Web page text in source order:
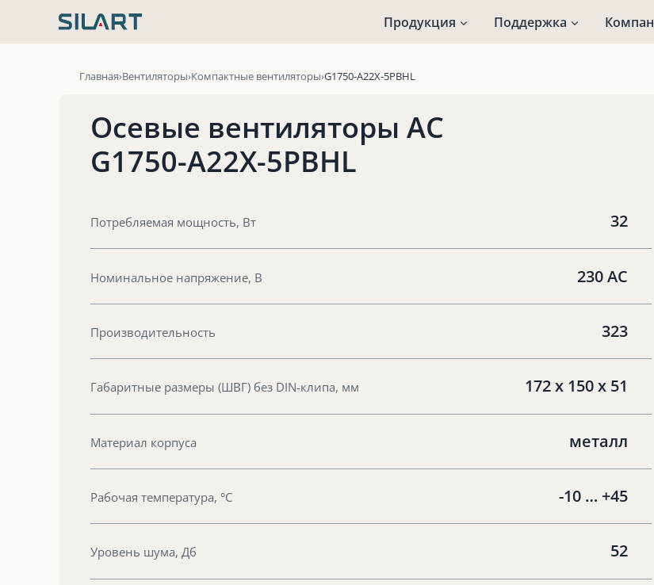
Продукция Поддержка
Главная Вентиляторы Компактные вентиляторы G1750-A22X-5PBHL
Осевые вентиляторы AC
G1750-A22X-5PBHL
Потребляемая мощность, Вт 32
Номинальное напряжение, В 230 AC
Производительность 323
Габаритные размеры (ШВГ) без DIN-клипа, мм 172 х 150 х 51
Материал корпуса металл
Рабочая температура, °С -10 … +45
Уровень шума, Дб 52